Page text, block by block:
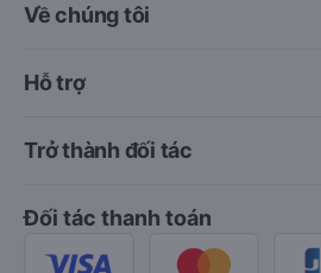
Về chúng tôi
Hỗ trợ
Trở thành đối tác
Đối tác thanh toán